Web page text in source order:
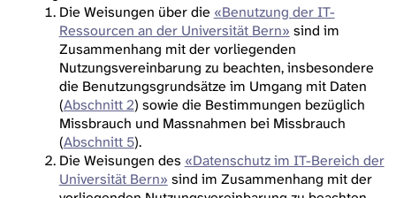
Die Weisungen über die «Benutzung der IT-
Ressourcen an der Universität Bern» sind im
Zusammenhang mit der vorliegenden
Nutzungsvereinbarung zu beachten, insbesondere
die Benutzungsgrundsätze im Umgang mit Daten
(Abschnitt 2) sowie die Bestimmungen bezüglich
Missbrauch und Massnahmen bei Missbrauch
(Abschnitt 5).
Die Weisungen des «Datenschutz im IT-Bereich der
Universität Bern» sind im Zusammenhang mit der